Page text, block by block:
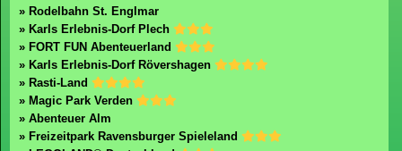
» Rodelbahn St. Englmar
» Karls Erlebnis-Dorf Plech
» FORT FUN Abenteuerland
» Karls Erlebnis-Dorf Rövershagen
» Rasti-Land
» Magic Park Verden
» Abenteuer Alm
» Freizeitpark Ravensburger Spieleland